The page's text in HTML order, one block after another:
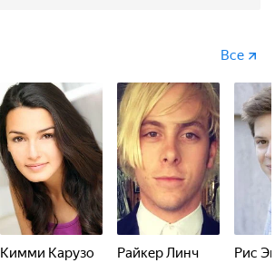
Все
Кимми Карузо Райкер Линч
Рис